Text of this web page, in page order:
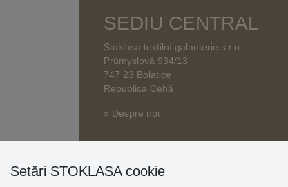
SEDIU CENTRAL
Stoklasa textilní galanterie s.r.o.
Průmyslová 934/13
747 23 Bolatice
Republica Cehă
» Despre noi
Setări STOKLASA cookie